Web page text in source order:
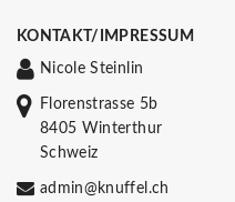
KONTAKT/IMPRESSUM
Nicole Steinlin
Florenstrasse 5b
8405 Winterthur
Schweiz
admin@knuffel.ch